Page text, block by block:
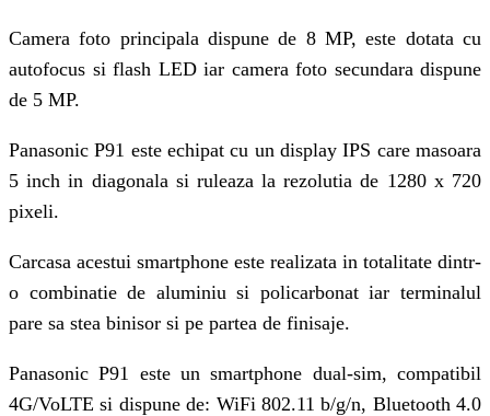
Camera foto principala dispune de 8 MP, este dotata cu
autofocus si flash LED iar camera foto secundara dispune
de 5 MP.
Panasonic P91 este echipat cu un display IPS care masoara
5 inch in diagonala si ruleaza la rezolutia de 1280 x 720
pixeli.
Carcasa acestui smartphone este realizata in totalitate dintr-
o combinatie de aluminiu si policarbonat iar terminalul
pare sa stea binisor si pe partea de finisaje.
Panasonic P91 este un smartphone dual-sim, compatibil
4G/VoLTE si dispune de: WiFi 802.11 b/g/n, Bluetooth 4.0